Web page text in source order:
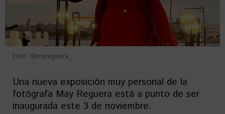
Foto: @myreguera_
Una nueva exposición muy personal de la
fotógrafa May Reguera está a punto de ser
inaugurada este 3 de noviembre.